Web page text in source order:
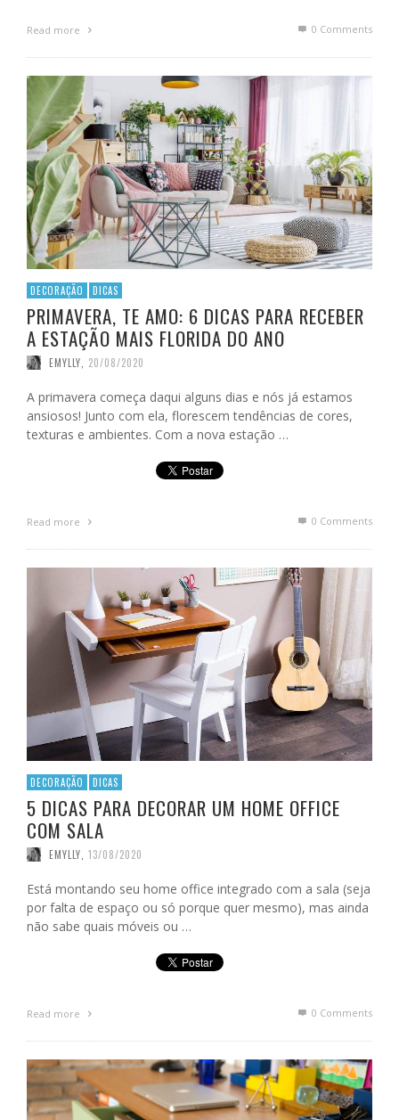
Read more 0 Comments
DECORAÇÃO DICAS
PRIMAVERA, TE AMO: 6 DICAS PARA RECEBER
A ESTAÇÃO MAIS FLORIDA DO ANO
EMYLLY 20/08/2020
A primavera começa daqui alguns dias e nós já estamos
ansiosos! Junto com ela, florescem tendências de cores,
texturas e ambientes. Com a nova estação …
Read more 0 Comments
DECORAÇÃO DICAS
5 DICAS PARA DECORAR UM HOME OFFICE
COM SALA
EMYLLY 13/08/2020
Está montando seu home office integrado com a sala (seja
por falta de espaço ou só porque quer mesmo), mas ainda
não sabe quais móveis ou …
Read more 0 Comments